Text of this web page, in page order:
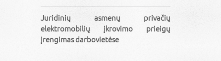
Juridinių asmenų privačių
elektromobilių įkrovimo prieigų
įrengimas darbovietėse